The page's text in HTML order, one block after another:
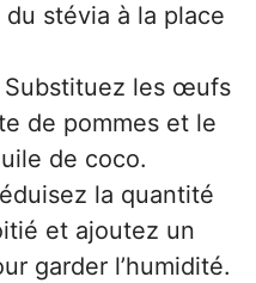
du stévia à la place
Substituez les œufs
de pommes et le
de coco.
la quantité
et ajoutez un
garder l’humidité.